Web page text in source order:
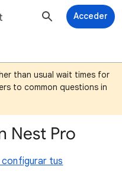
Acceder
than usual wait times for
to common questions in
Nest Pro
tus